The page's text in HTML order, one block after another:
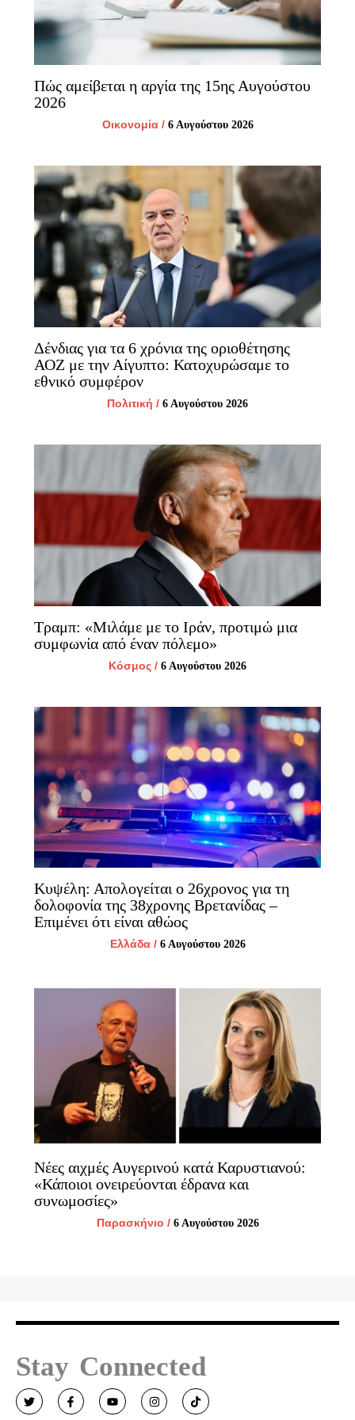
Πώς αμείβεται η αργία της 15ης Αυγούστου
2026
Οικονομία/ 6 Αυγούστου 2026
Δένδιας για τα 6 χρόνια της οριοθέτησης
ΑΟΖ με την Αίγυπτο: Κατοχυρώσαμε το
εθνικό συμφέρον
Πολιτική / 6 Αυγούστου 2026
Τραμπ: «Μιλάμε με το Ιράν, προτιμώ μια
συμφωνία από έναν πόλεμο»
Κόσμος / 6 Αυγούστου 2026
Κυψέλη: Απολογείται ο 26χρονος για τη
δολοφονία της 38χρονης Βρετανίδας –
Επιμένει ότι είναι αθώος
Ελλάδα/ 6 Αυγούστου 2026
Νέες αιχμές Αυγερινού κατά Καρυστιανού:
«Κάποιοι ονειρεύονται έδρανα και
συνωμοσίες»
Παρασκήνιο / 6 Αυγούστου 2026
Stay Connected
T
w
i
F
a
c
Y
o
u
I
n
s
T
i
k